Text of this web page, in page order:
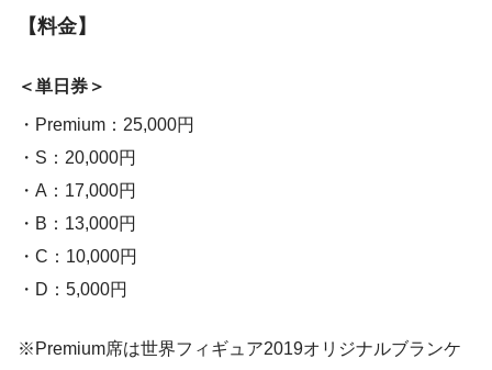
【料金】
＜単日券＞
・Premium：25,000円
・S：20,000円
・A：17,000円
・B：13,000円
・C：10,000円
・D：5,000円
※Premium席は世界フィギュア2019オリジナルブランケ